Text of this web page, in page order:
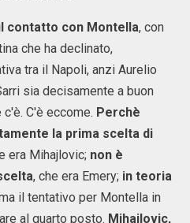
contatto con Montella, con
che ha declinato,
tra il Napoli, anzi Aurelio
sia decisamente a buon
C'è eccome. Perchè
la prima scelta di
era Mihajlovic; non è
, che era Emery; in teoria
il tentativo per Montella in
al quarto posto. Mihajlovic,